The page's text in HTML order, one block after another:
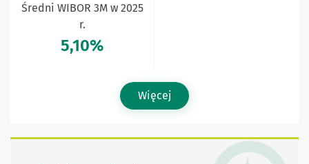
Średni WIBOR 3M w 2025
r.
5,10%
Więcej